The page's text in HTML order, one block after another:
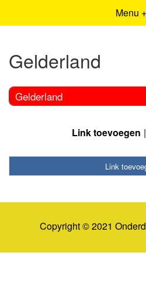
Menu +
Gelderland
Gelderland
Link toevoegen
Link
Copyright © 2021